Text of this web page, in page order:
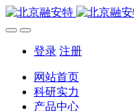
登录 注册
网站首页
科研实力
产品中心